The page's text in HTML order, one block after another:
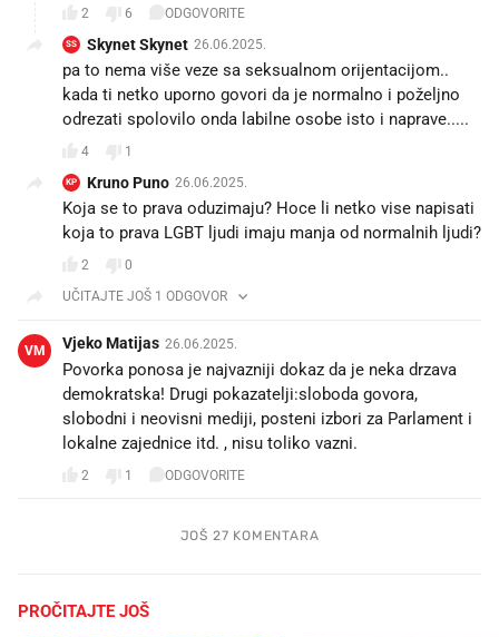
2 6 ODGOVORITE
SS Skynet Skynet 26.06.2025.
pa to nema više veze sa seksualnom orijentacijom..
kada ti netko uporno govori da je normalno i poželjno
odrezati spolovilo onda labilne osobe isto i naprave.....
4 1
KP Kruno Puno 26.06.2025.
Koja se to prava oduzimaju? Hoce li netko vise napisati
koja to prava LGBT ljudi imaju manja od normalnih ljudi?
2
0
UČITAJTE JOŠ 1 ODGOVOR
VM Vjeko Matijas 26.06.2025.
Povorka ponosa je najvazniji dokaz da je neka drzava
demokratska! Drugi pokazatelji:sloboda govora,
slobodni i neovisni mediji, posteni izbori za Parlament i
lokalne zajednice itd. , nisu toliko vazni.
2 1 ODGOVORITE
JOŠ 27 KOMENTARA
PROČITAJTE JOŠ